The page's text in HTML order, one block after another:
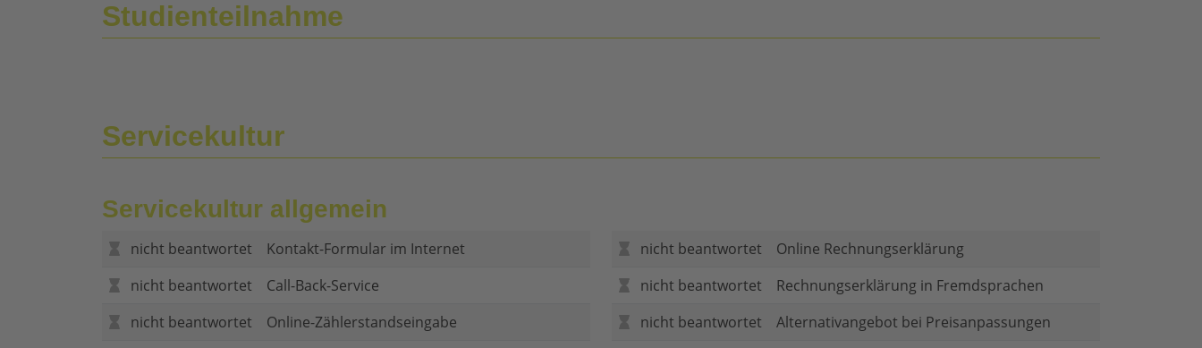
Studienteilnahme
Servicekultur
Servicekultur allgemein
nicht beantwortet
Kontakt-Formular im Internet
nicht beantwortet
Call-Back-Service
nicht beantwortet
Online-Zählerstandseingabe
nicht beantwortet
Online Rechnungserklärung
nicht beantwortet
Rechnungserklärung in Fremdsprachen
nicht beantwortet
Alternativangebot bei Preisanpassungen